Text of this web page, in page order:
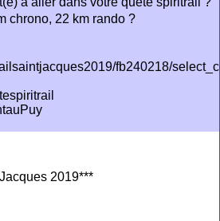
chrono, 22 km rando ?
fb240218/
2019***